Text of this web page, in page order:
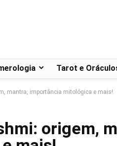
Tarot e
mantra, importância mitológica e mais!
origem,